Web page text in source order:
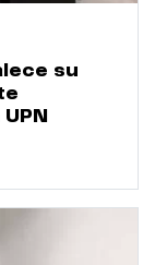
su